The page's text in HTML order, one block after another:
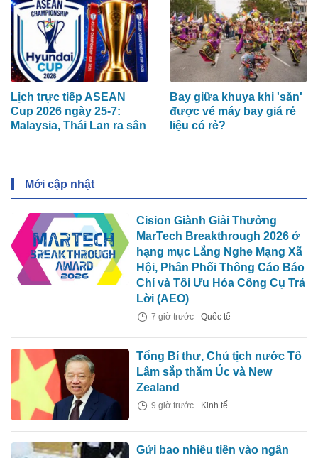
Lịch trực tiếp ASEAN
Cup 2026 ngày 25-7:
Malaysia, Thái Lan ra sân
Bay giữa khuya khi 'săn'
được vé máy bay giá rẻ
liệu có rẻ?
Mới cập nhật
Cision Giành Giải Thưởng
MarTech Breakthrough 2026 ở
hạng mục Lắng Nghe Mạng Xã
Hội, Phân Phối Thông Cáo Báo
Chí và Tối Ưu Hóa Công Cụ Trả
Lời (AEO)
7 giờ trước Quốc tế
Tổng Bí thư, Chủ tịch nước Tô
Lâm sắp thăm Úc và New
Zealand
9 giờ trước Kinh tế
Gửi bao nhiêu tiền vào ngân